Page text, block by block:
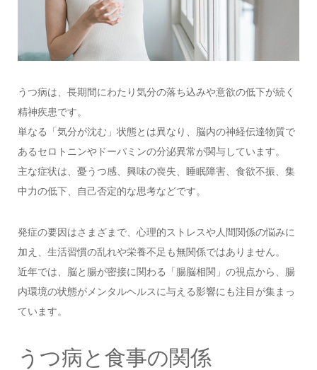
うつ病は、長期間にわたり気分の落ち込みや意欲の低下が続く
精神疾患です。
単なる「気分が沈む」状態とは異なり、脳内の神経伝達物質で
あるセロトニンやドーパミンの分泌異常が関与しています。
主な症状は、憂うつ感、興味の喪失、睡眠障害、食欲不振、集
中力の低下、自己否定的な思考などです。
発症の要因はさまざまで、心理的ストレスや人間関係の悩みに
加え、生活習慣の乱れや栄養不足も無関係ではありません。
近年では、脳と腸が密接に関わる「腸脳相関」の視点から、腸
内環境の状態がメンタルヘルスに与える影響にも注目が集まっ
ています。
うつ病と食事の関係